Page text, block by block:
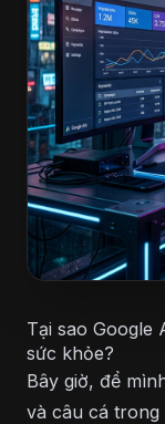
Tại sao Google
sức khỏe?
Bây giờ, để
và câu cá